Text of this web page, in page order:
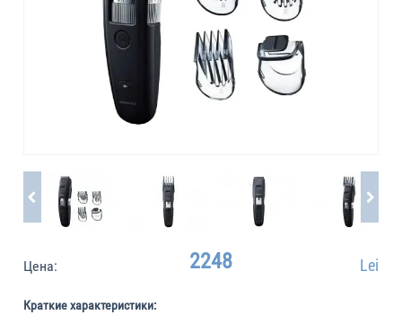
Цена: 2248 Lei
Краткие характеристики: